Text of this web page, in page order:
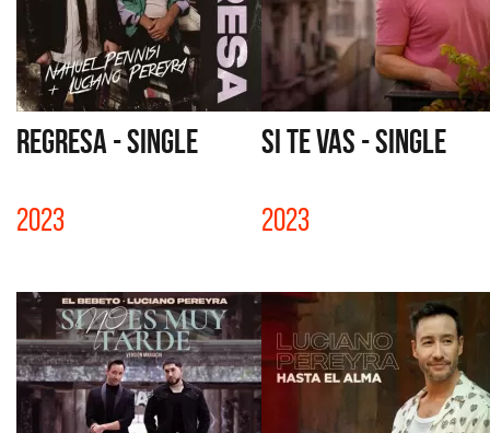
REGRESA - SINGLE
2023
SI TE VAS - SINGLE
2023